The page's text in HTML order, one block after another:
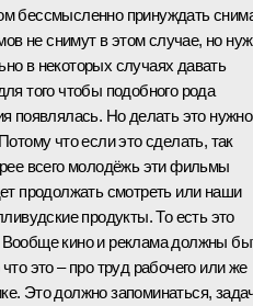
бессмысленно принуждать
не снимут в этом случае, но
в некоторых случаях давать
того чтобы подобного рода
появлялась. Но делать это нужно
что если это сделать, так
всего молодёжь эти фильмы
продолжать смотреть или наши
продукты. То есть это
кино и реклама должны
это – про труд рабочего или же
Это должно запоминаться,